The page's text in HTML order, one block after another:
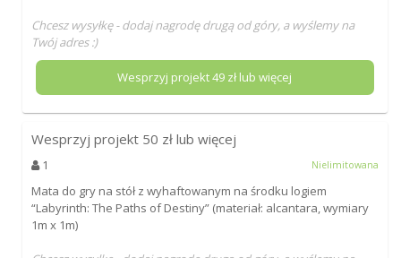
Chcesz wysyłkę - dodaj nagrodę drugą od góry, a wyślemy na
Twój adres :)
Wesprzyj projekt49 zł lub więcej
Wesprzyj projekt 50 zł lub więcej
1 Nielimitowana
Mata do gry na stół z wyhaftowanym na środku logiem
“Labyrinth: The Paths of Destiny” (materiał: alcantara, wymiary
1m x 1m)